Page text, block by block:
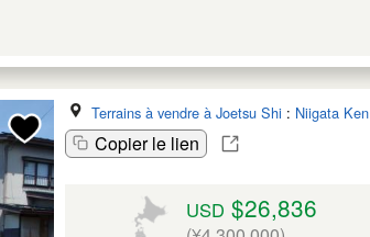
Terrains à vendre à Joetsu Shi : Niigata Ken
Copier le lien
USD $26,836